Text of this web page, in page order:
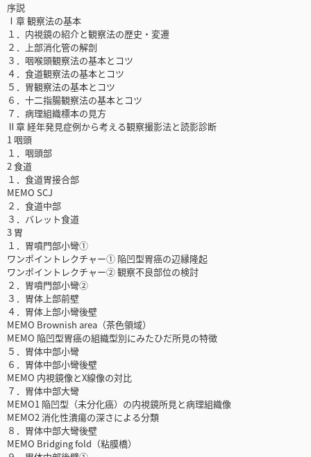
序説
Ⅰ章 観察法の基本
１．内視鏡の紹介と観察法の歴史・変遷
２．上部消化管の解剖
３．咽喉頭観察法の基本とコツ
４．食道観察法の基本とコツ
５．胃観察法の基本とコツ
６．十二指腸観察法の基本とコツ
７．病理組織標本の見方
Ⅱ章 経年発見症例から考える観察撮影法と読影診断
1 咽頭
１．咽頭部
2 食道
１．食道胃接合部
MEMO SCJ
２．食道中部
３．バレット食道
3 胃
１．胃噴門部小彎①
ワンポイントレクチャー① 陥凹型胃癌の辺縁隆起
ワンポイントレクチャー② 観察不良部位の検討
２．胃噴門部小彎②
３．胃体上部前壁
４．胃体上部小彎後壁
MEMO Brownish area（茶色領域）
MEMO 陥凹型胃癌の組織型別にみたひだ所見の特徴
５．胃体中部小彎
６．胃体中部小彎後壁
MEMO 内視鏡像とX線像の対比
７．胃体中部大彎
MEMO1 陥凹型（未分化癌）の内視鏡所見と病理組織像
MEMO2 消化性潰瘍の深さによる分類
８．胃体中部大彎後壁
MEMO Bridging fold（粘膜橋）